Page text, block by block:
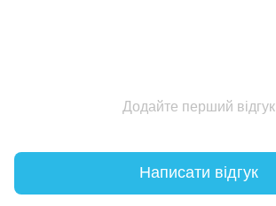
Додайте перший відгук
Написати відгук